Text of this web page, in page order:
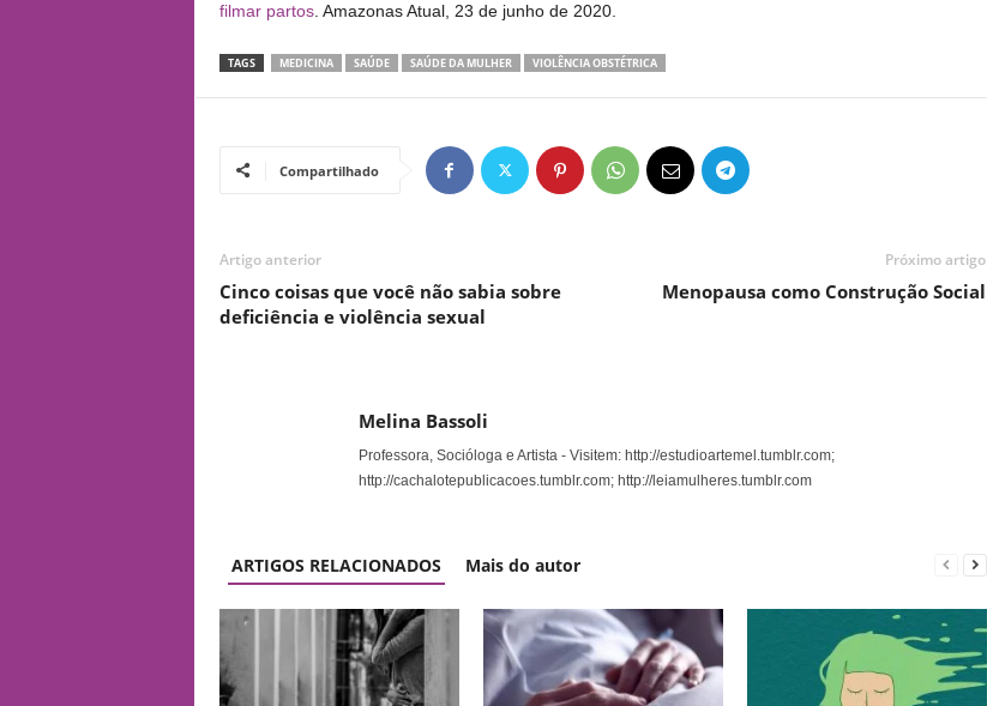
filmar partos. Amazonas Atual, 23 de junho de 2020.
TAGS MEDICINA SAÚDE SAÚDE DA MULHER VIOLÊNCIA OBSTÉTRICA
Compartilhado
Artigo anterior
Cinco coisas que você não sabia sobre
deficiência e violência sexual
Próximo artigo
Menopausa como Construção Social
Melina Bassoli
Professora, Socióloga e Artista - Visitem: http://estudioartemel.tumblr.com;
http://cachalotepublicacoes.tumblr.com; http://leiamulheres.tumblr.com
ARTIGOS RELACIONADOS Mais do autor